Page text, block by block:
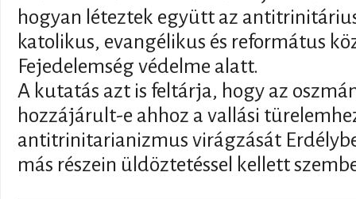
hogyan léteztek együtt az
katolikus, evangélikus és református
Fejedelemség védelme alatt.
A kutatás azt is feltárja, hogy az
hozzájárult-e ahhoz a vallási
antitrinitarianizmus virágzását
más részein üldöztetéssel kellett